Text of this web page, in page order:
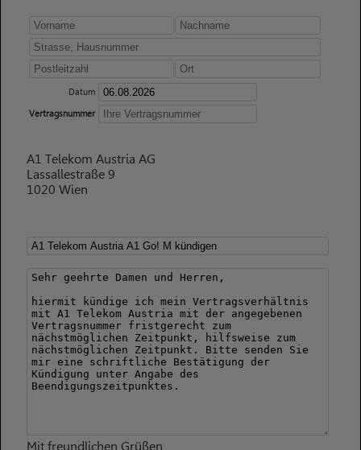
Datum
Vertragsnummer
A1 Telekom Austria AG
Lassallestraße 9
1020 Wien
Mit freundlichen Grüßen